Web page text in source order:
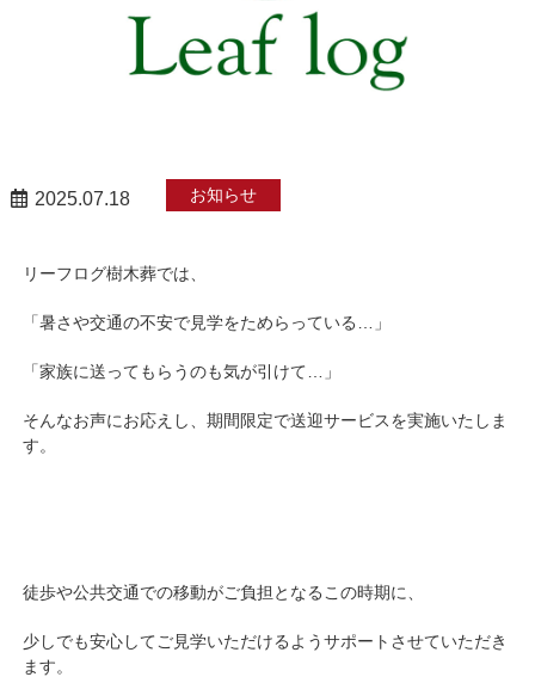
2025.07.18 お知らせ
リーフログ樹木葬では、
「暑さや交通の不安で見学をためらっている…」
「家族に送ってもらうのも気が引けて…」
そんなお声にお応えし、期間限定で送迎サービスを実施いたしま
す。
徒歩や公共交通での移動がご負担となるこの時期に、
少しでも安心してご見学いただけるようサポートさせていただき
ます。